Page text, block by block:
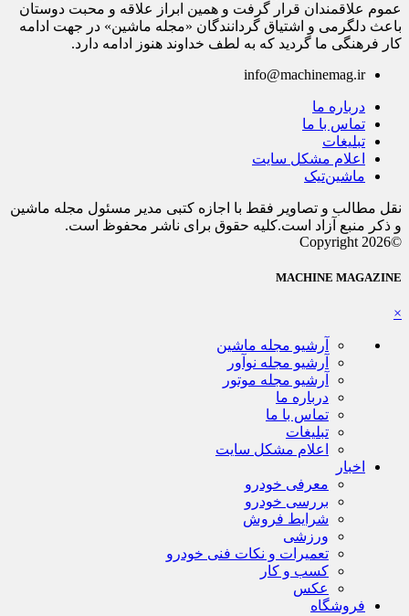
عموم علاقمندان قرار گرفت و همین ابراز علاقه و محبت دوستان
باعث دلگرمی و اشتیاق گردانندگان «مجله ماشین» در جهت ادامه
کار فرهنگی ما گردید که به لطف خداوند هنوز ادامه دارد.
info@machinemag.ir
درباره ما
تماس با ما
تبلیغات
اعلام مشکل سایت
ماشین‌تیک
نقل مطالب و تصاویر فقط با اجازه کتبی مدیر مسئول مجله ماشین
و ذکر منبع آزاد است.کلیه حقوق برای ناشر محفوظ است.
©Copyright 2026
MACHINE MAGAZINE
×
آرشیو مجله ماشین
آرشیو مجله نوآور
آرشیو مجله موتور
درباره ما
تماس با ما
تبلیغات
اعلام مشکل سایت
اخبار
معرفی خودرو
بررسی خودرو
شرایط فروش
ورزشی
تعمیرات و نکات فنی خودرو
کسب و کار
عکس
فروشگاه